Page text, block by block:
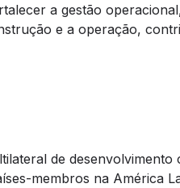
a gestão
e a operação,
de desenvolvimento
membros na América